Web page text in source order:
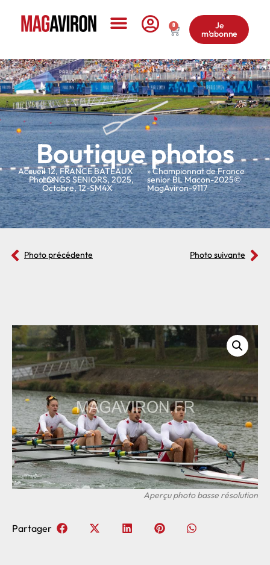
0 Je
m'abonne
Boutique photos
Accueil
»
Photos
»12,FRANCE BATEAUX
LONGS SENIORS,2025,
Octobre,12-SM4X
» Championnat de France
senior BL Macon-2025©
MagAviron-9117
Photo précédente Photo suivante
Partager